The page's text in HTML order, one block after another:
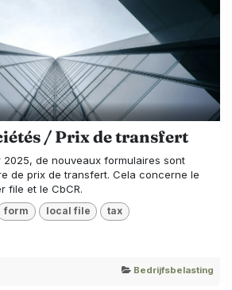
/ Prix de transfert
2025, de nouveaux formulaires sont
de prix de transfert. Cela concerne le
file et le CbCR.
form local file tax
Bedrijfsbelasting